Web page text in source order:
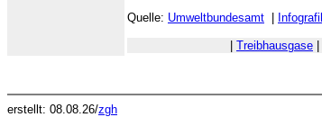
Quelle: Umweltbundesamt
Treibhausgase
erstellt: 08.08.26/zgh